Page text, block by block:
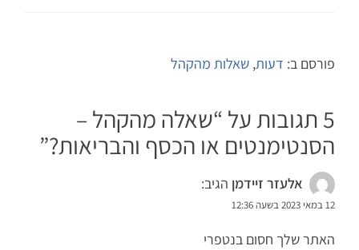
פורסם ב: דעות, שאלות מהקהל
5 תגובות על “
שאלה מהקהל –
הסנטימנטים או הכסף והבריאות?”
אלעזר זיידמן הגיב:
12 במאי 2023 בשעה 12:36
האתר שלך חסום בנטפרי